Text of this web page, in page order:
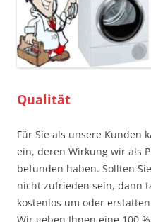
Qualität
Für Sie als unsere Kunden
ein, deren Wirkung wir als
befunden haben. Sollten
nicht zufrieden sein, dann
kostenlos um oder